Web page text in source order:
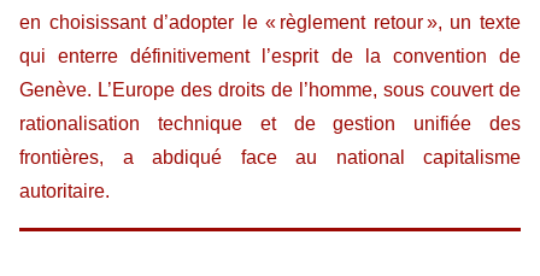
en choisissant d’adopter le « règlement retour », un texte
qui enterre définitivement l’esprit de la convention de
Genève. L’Europe des droits de l’homme, sous couvert de
rationalisation technique et de gestion unifiée des
frontières, a abdiqué face au national capitalisme
autoritaire.